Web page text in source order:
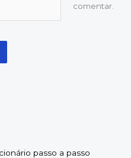
comentar.
passo a passo